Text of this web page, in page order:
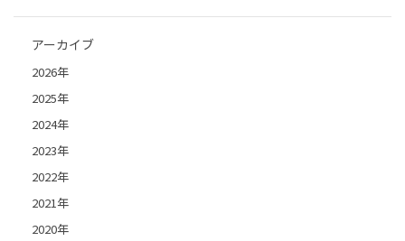
アーカイブ
2026年
2025年
2024年
2023年
2022年
2021年
2020年